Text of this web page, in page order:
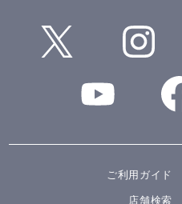
ご利用ガイド
店舗検索